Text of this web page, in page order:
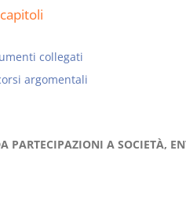
collegati
argomentali
PARTECIPAZIONI A SOCIETÀ,